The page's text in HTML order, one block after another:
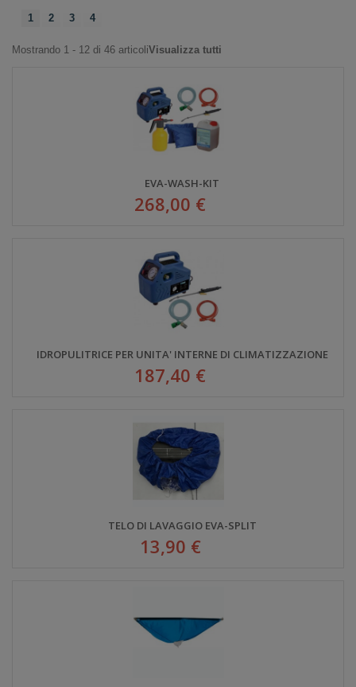
1 2 3 4
Mostrando 1 - 12 di 46 articoliVisualizza tutti
EVA-WASH-KIT
268,00 €
IDROPULITRICE PER UNITA' INTERNE DI CLIMATIZZAZIONE
187,40 €
TELO DI LAVAGGIO EVA-SPLIT
13,90 €